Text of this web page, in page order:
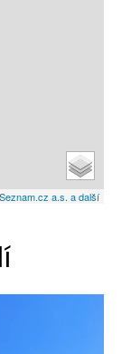
a.s. a další